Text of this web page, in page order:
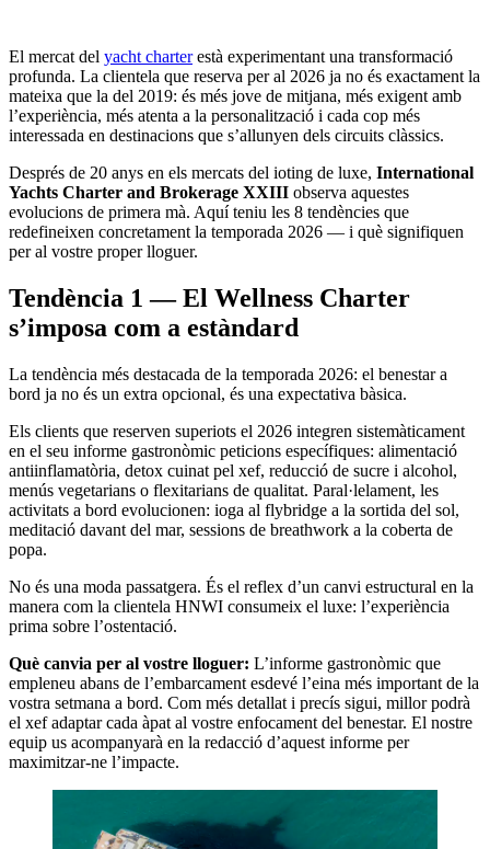
El mercat del yacht charterestà experimentant una transformació
profunda. La clientela que reserva per al 2026 ja no és exactament la
mateixa que la del 2019: és més jove de mitjana, més exigent amb
l’experiència, més atenta a la personalització i cada cop més
interessada en destinacions que s’allunyen dels circuits clàssics.
Després de 20 anys en els mercats del ioting de luxe, International
Yachts Charter and Brokerage XXIII observa aquestes
evolucions de primera mà. Aquí teniu les 8 tendències que
redefineixen concretament la temporada 2026 — i què signifiquen
per al vostre proper lloguer.
Tendència 1 — El Wellness Charter
s’imposa com a estàndard
La tendència més destacada de la temporada 2026: el benestar a
bord ja no és un extra opcional, és una expectativa bàsica.
Els clients que reserven superiots el 2026 integren sistemàticament
en el seu informe gastronòmic peticions específiques: alimentació
antiinflamatòria, detox cuinat pel xef, reducció de sucre i alcohol,
menús vegetarians o flexitarians de qualitat. Paral·lelament, les
activitats a bord evolucionen: ioga al flybridge a la sortida del sol,
meditació davant del mar, sessions de breathwork a la coberta de
popa.
No és una moda passatgera. És el reflex d’un canvi estructural en la
manera com la clientela HNWI consumeix el luxe: l’experiència
prima sobre l’ostentació.
Què canvia per al vostre lloguer: L’informe gastronòmic que
empleneu abans de l’embarcament esdevé l’eina més important de la
vostra setmana a bord. Com més detallat i precís sigui, millor podrà
el xef adaptar cada àpat al vostre enfocament del benestar. El nostre
equip us acompanyarà en la redacció d’aquest informe per
maximitzar-ne l’impacte.